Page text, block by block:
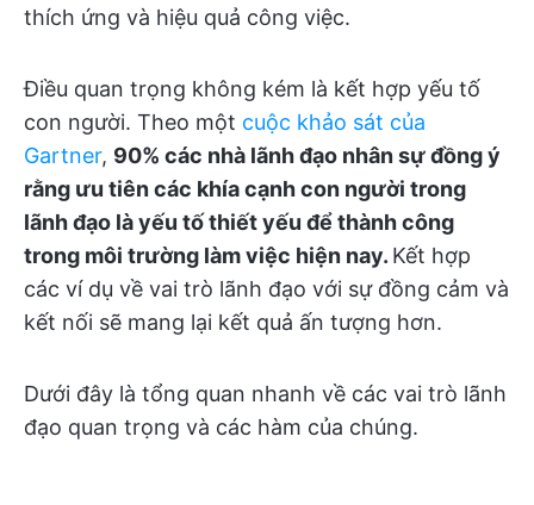
thích ứng và hiệu quả công việc.
Điều quan trọng không kém là kết hợp yếu tố
con người. Theo một cuộc khảo sát của
Gartner, 90% các nhà lãnh đạo nhân sự đồng ý
rằng ưu tiên các khía cạnh con người trong
lãnh đạo là yếu tố thiết yếu để thành công
trong môi trường làm việc hiện nay. Kết hợp
các ví dụ về vai trò lãnh đạo với sự đồng cảm và
kết nối sẽ mang lại kết quả ấn tượng hơn.
Dưới đây là tổng quan nhanh về các vai trò lãnh
đạo quan trọng và các hàm của chúng.